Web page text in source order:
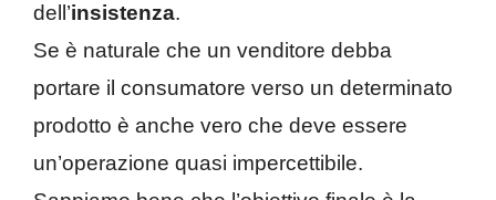
dell’insistenza.
Se è naturale che un venditore debba
portare il consumatore verso un determinato
prodotto è anche vero che deve essere
un’operazione quasi impercettibile.